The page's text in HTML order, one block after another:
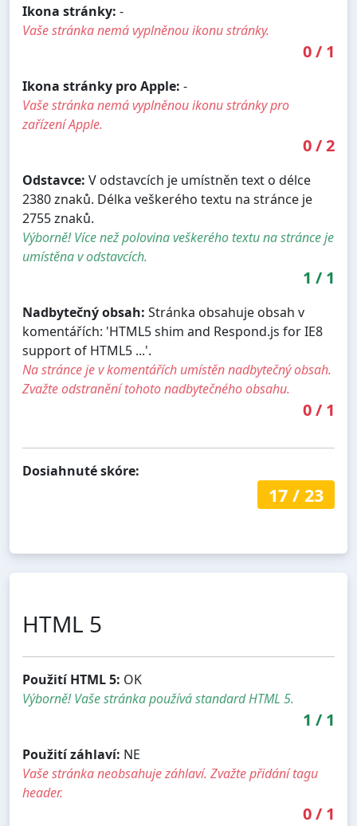
Ikona stránky: -
Vaše stránka nemá vyplněnou ikonu stránky.
0/ 1
Ikona stránky pro Apple: -
Vaše stránka nemá vyplněnou ikonu stránky pro
zařízení Apple.
0/2
Odstavce: V odstavcích je umístněn text o délce
2380 znaků. Délka veškerého textu na stránce je
2755 znaků.
Výborně! Více než polovina veškerého textu na stránce je
umístěna v odstavcích.
1 / 1
Nadbytečný obsah: Stránka obsahuje obsah v
komentářích: 'HTML5 shim and Respond.js for IE8
support of HTML5 ...'.
Na stránce je v komentářích umístěn nadbytečný obsah.
Zvažte odstranění tohoto nadbytečného obsahu.
0/ 1
Dosiahnuté skóre:
17/ 23
HTML 5
Použití HTML 5: OK
Výborně! Vaše stránka používá standard HTML 5.
1 / 1
Použití záhlaví: NE
Vaše stránka neobsahuje záhlaví. Zvažte přidání tagu
header.
0/ 1